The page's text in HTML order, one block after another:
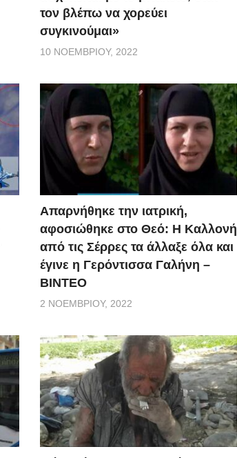
τον βλέπω να χορεύει
συγκινούμαι»
10 ΝΟΕΜΒΡΊΟΥ, 2022
Απαρνήθηκε την ιατρική,
αφοσιώθηκε στο Θεό: Η Καλλονή
από τις Σέρρες τα άλλαξε όλα και
έγινε η Γερόντισσα Γαλήνη –
ΒΙΝΤΕΟ
2 ΝΟΕΜΒΡΊΟΥ, 2022